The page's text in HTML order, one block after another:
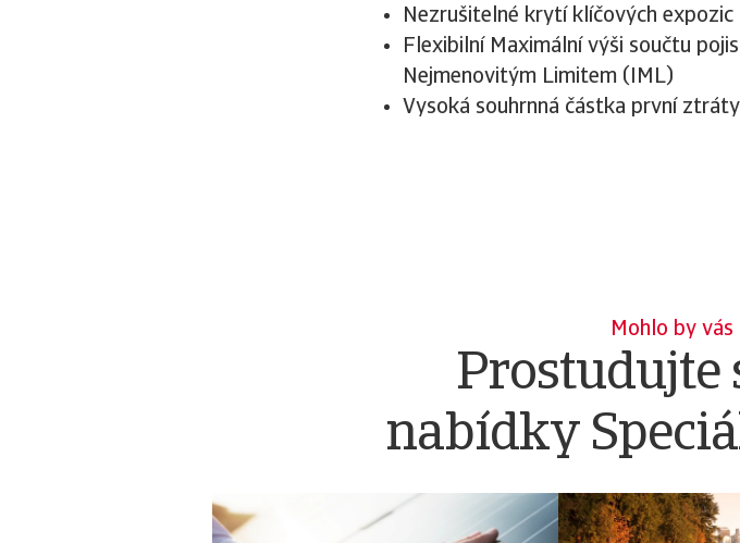
Nezrušitelné krytí klíčových expozic
Flexibilní Maximální výši součtu
Nejmenovitým Limitem (IML)
Vysoká souhrnná částka první
Mohlo by
Prostudujte
nabídky